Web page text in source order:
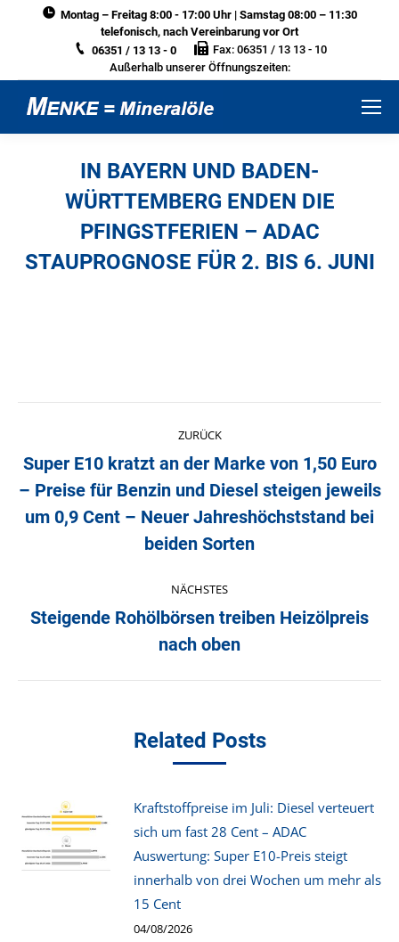
Montag – Freitag 8:00 - 17:00 Uhr | Samstag 08:00 – 11:30
telefonisch, nach Vereinbarung vor Ort
06351 / 13 13 - 0
Fax: 06351 / 13 13 - 10
Außerhalb unserer Öffnungszeiten:
IN BAYERN UND BADEN-
WÜRTTEMBERG ENDEN DIE
PFINGSTFERIEN – ADAC
STAUPROGNOSE FÜR 2. BIS 6. JUNI
Kommentarnavigation
ZURÜCK
Vorheriger
Beitrag:
Super E10 kratzt an der Marke von 1,50 Euro
– Preise für Benzin und Diesel steigen jeweils
um 0,9 Cent – Neuer Jahreshöchststand bei
beiden Sorten
NÄCHSTES
Nächster
Beitrag:
Steigende Rohölbörsen treiben Heizölpreis
nach oben
Related Posts
Kraftstoffpreise im Juli: Diesel verteuert
sich um fast 28 Cent – ADAC
Auswertung: Super E10-Preis steigt
innerhalb von drei Wochen um mehr als
15 Cent
04/08/2026